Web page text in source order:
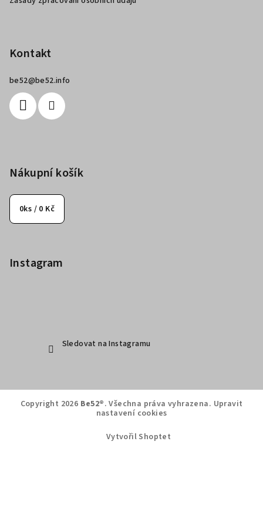
Kontakt
be52@be52.info
Nákupní košík
0ks / 0 Kč
Instagram
Sledovat na Instagramu
Copyright 2026 Be52®. Všechna práva vyhrazena. Upravit
nastavení cookies
Vytvořil Shoptet